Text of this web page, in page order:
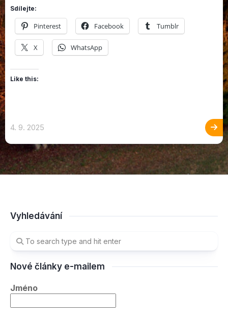
Sdílejte:
Pinterest Facebook Tumblr
X WhatsApp
Like this:
4. 9. 2025
Vyhledávání
Nové články e-mailem
Jméno